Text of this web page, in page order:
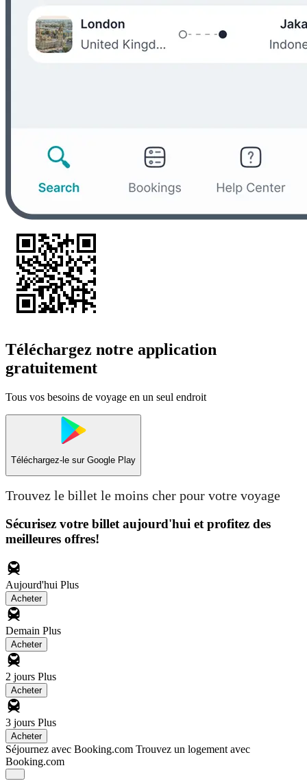
Téléchargez notre application
gratuitement
Tous vos besoins de voyage en un seul endroit
Téléchargez-le sur Google Play
Trouvez le billet le moins cher pour votre voyage
Sécurisez votre billet aujourd'hui et profitez des
meilleures offres!
Aujourd'hui Plus
Acheter
Demain Plus
Acheter
2 jours Plus
Acheter
3 jours Plus
Acheter
Séjournez avec Booking.com Trouvez un logement avec
Booking.com